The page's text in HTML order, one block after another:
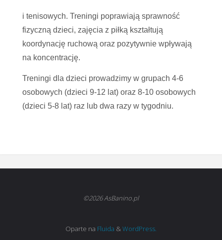
i tenisowych. Treningi poprawiają sprawność
fizyczną dzieci, zajęcia z piłką kształtują
koordynację ruchową oraz pozytywnie wpływają
na koncentrację.
Treningi dla dzieci prowadzimy w grupach 4-6
osobowych (dzieci 9-12 lat) oraz 8-10 osobowych
(dzieci 5-8 lat) raz lub dwa razy w tygodniu.
©2026 AsBanino.pl
Oparte na Fluida &WordPress.